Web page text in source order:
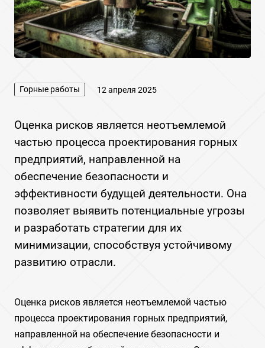
Горные работы 12 апреля 2025
Оценка рисков является неотъемлемой
частью процесса проектирования горных
предприятий, направленной на
обеспечение безопасности и
эффективности будущей деятельности. Она
позволяет выявить потенциальные угрозы
и разработать стратегии для их
минимизации, способствуя устойчивому
развитию отрасли.
Оценка рисков является неотъемлемой частью
процесса проектирования горных предприятий,
направленной на обеспечение безопасности и